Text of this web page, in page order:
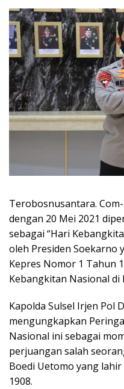
Terobosnusantara.
dengan 20 Mei 2021
sebagai “Hari
oleh Presiden Soekarno
Kepres Nomor 1 Tahun
Kebangkitan Nasional
Kapolda Sulsel Irjen Pol
mengungkapkan
Nasional ini sebagai
perjuangan salah
Boedi Uetomo yang
1908.